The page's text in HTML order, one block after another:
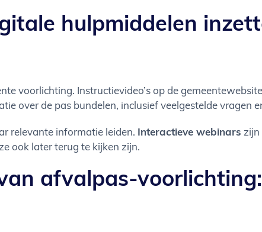
hulpmiddelen
voorlichting. Instructievideo’s op de
over de pas bundelen, inclusief veelgestelde vragen
relevante informatie leiden. Interactieve webinars zijn
ook later terug te kijken zijn.
afvalpas-